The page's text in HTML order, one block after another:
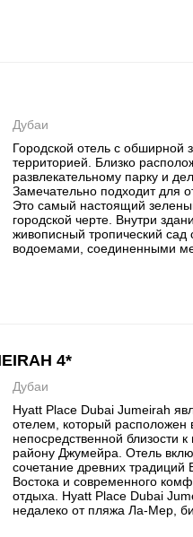
Дубаи
Городской отель с обширной
территорией. Близко
развлекательному парку и
Замечательно подходит для
Это самый настоящий
городской черте. Внутри
живописный тропический сад
водоемами, соединенными
4*
Дубаи
Hyatt Place Dubai Jumeirah
отелем, который расположен
непосредственной близости
району Джумейра. Отель
сочетание древних традиций
Востока и современного
отдыха. Hyatt Place Dubai
недалеко от пляжа Ла-Мер,